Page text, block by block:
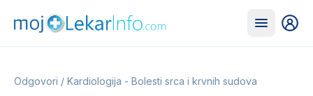
Odgovori / Kardiologija - Bolesti srca i krvnih sudova